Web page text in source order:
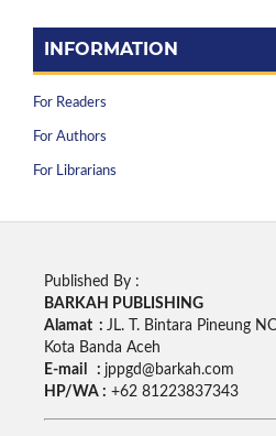
INFORMATION
For Readers
For Authors
For Librarians
Published By :
BARKAH PUBLISHING
Alamat : JL. T. Bintara Pineung
Kota Banda Aceh
E-mail : jppgd@barkah.com
HP/WA : +62 81223837343